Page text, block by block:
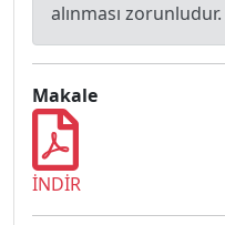
alınması zorunludur.
Makale
İNDİR